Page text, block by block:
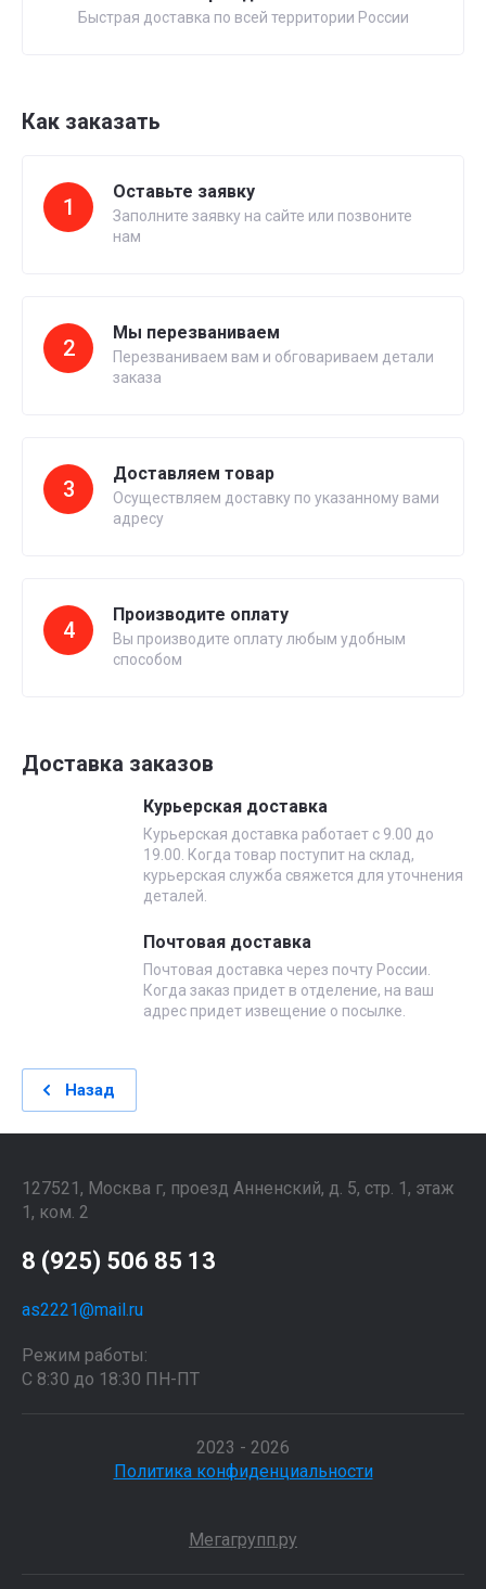
Быстрая доставка по всей территории России
Как заказать
1
Оставьте заявку
Заполните заявку на сайте или позвоните
нам
2
Мы перезваниваем
Перезваниваем вам и обговариваем детали
заказа
3
Доставляем товар
Осуществляем доставку по указанному вами
адресу
4
Производите оплату
Вы производите оплату любым удобным
способом
Доставка заказов
Курьерская доставка
Курьерская доставка работает с 9.00 до
19.00. Когда товар поступит на склад,
курьерская служба свяжется для уточнения
деталей.
Почтовая доставка
Почтовая доставка через почту России.
Когда заказ придет в отделение, на ваш
адрес придет извещение о посылке.
Назад
127521, Москва г, проезд Анненский, д. 5, стр. 1, этаж
1, ком. 2
8 (925) 506 85 13
as2221@mail.ru
Режим работы:
С 8:30 до 18:30 ПН-ПТ
2023 - 2026
Политика конфиденциальности
Мегагрупп.ру